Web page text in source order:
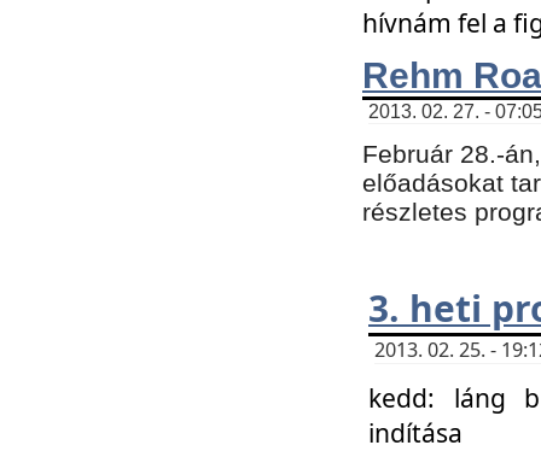
hívnám fel a
Rehm
2013. 02. 27. -
Február 28.-
előadásokat
részletes
3. heti
2013. 02. 25. -
kedd: láng
indítása